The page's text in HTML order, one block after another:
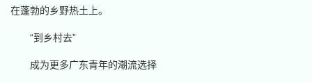
在蓬勃的乡野热土上。
“到乡村去”
成为更多广东青年的潮流选择